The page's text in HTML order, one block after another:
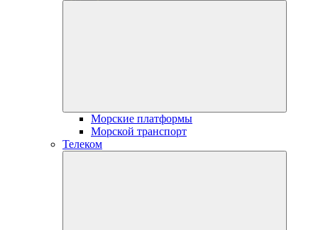
Морские платформы
Морской транспорт
Телеком